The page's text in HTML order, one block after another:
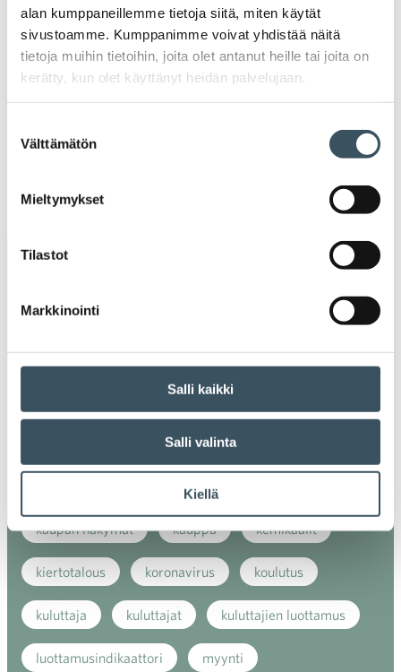
alan kumppaneillemme tietoja siitä, miten käytät
sivustoamme. Kumppanimme voivat yhdistää näitä
tietoja muihin tietoihin, joita olet antanut heille tai joita on
kerätty, kun olet käyttänyt heidän palvelujaan.
valinta
Välttämätön
Mieltymykset
Tilastot
Markkinointi
Salli kaikki
Salli valinta
Kiellä
2020
2018
alv arvonlisävero
digiostaminen digitaalisuus digitalisaatio
erikoiskauppa
kansainvälinen kilpailu
kansainvälinen verkkokauppa
kaupan näkymät kauppa kemikaalit
kiertotalous koronavirus koulutus
kuluttaja kuluttajat kuluttajien luottamus
luottamusindikaattori myynti